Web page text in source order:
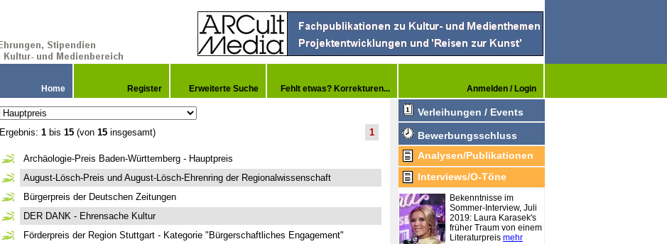
Home Register Erweiterte Suche Fehlt etwas? Korrekturen... Anmelden / Login
Ergebnis: 1 bis 15 (von 15 insgesamt) 1
Archäologie-Preis Baden-Württemberg - Hauptpreis
August-Lösch-Preis und August-Lösch-Ehrenring der Regionalwissenschaft
Bürgerpreis der Deutschen Zeitungen
DER DANK - Ehrensache Kultur
Förderpreis der Region Stuttgart - Kategorie "Bürgerschaftliches Engagement"
Verleihungen / Events
Bewerbungsschluss
Analysen/Publikationen
Interviews/O-Töne
Bekenntnisse im
Sommer-Interview, Juli
2019: Laura Karasek's
früher Traum von einem
Literaturpreis mehr